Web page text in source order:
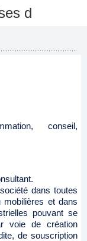
d
conseil,
dans toutes
mobilières et dans
pouvant se
voie de création
de souscription